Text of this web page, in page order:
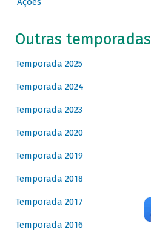
Outras temporadas
Temporada 2025
Temporada 2024
Temporada 2023
Temporada 2020
Temporada 2019
Temporada 2018
Temporada 2017
Temporada 2016